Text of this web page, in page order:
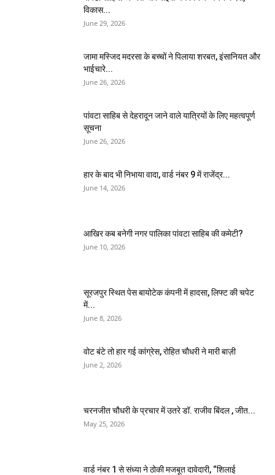
विकास...
June 29, 2026
जामा मस्जिद मदरसा के बच्चों ने पिलाया शरबत, इंसानियत और
भाईचारे...
June 26, 2026
पांवटा साहिब से देहरादून जाने वाले यात्रियों के लिए महत्वपूर्ण
सूचना
June 26, 2026
हार के बाद भी निभाया वादा, वार्ड नंबर 9 में राजेंद्र...
June 14, 2026
आखिर कब बनेगी नगर पालिका पांवटा साहिब की कमेटी?
June 10, 2026
सूरजपुर स्थित पेस बायोटेक कंपनी में हादसा, लिफ्ट की चपेट
में...
June 8, 2026
वोट बंटे तो हार गई कांग्रेस, रोहित चौधरी ने मारी बाज़ी
June 2, 2026
चरनजीत चौधरी के प्रचार में उतरे डॉ. राजीव बिंदल , जीत...
May 25, 2026
वार्ड नंबर 1 से संध्या ने ठोकी मजबूत दावेदारी, “शिलाई